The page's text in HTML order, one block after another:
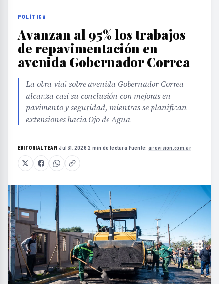
POLÍTICA
Avanzan al 95% los trabajos
de repavimentación en
avenida Gobernador Correa
La obra vial sobre avenida Gobernador Correa
alcanza casi su conclusión con mejoras en
pavimento y seguridad, mientras se planifican
extensiones hacia Ojo de Agua.
EDITORIAL TEAM·Jul 31, 2026·2 min de lectura·Fuente: airevision.com.ar